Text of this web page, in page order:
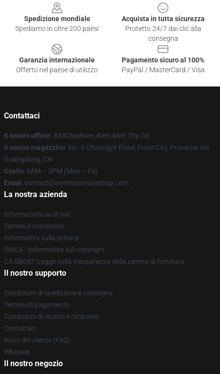
Spedizione mondiale
Spediamo in oltre 200 paesi
Acquista in tutta sicurezza
Protetto 24/7 dai clic alla
consegna
Garanzia internazionale
Offerto nel paese di utilizzo
Pagamento sicuro al 100%
PayPal / MasterCard / Visa
Contattaci
Il nostro ufficio: 824Chatham, Kent Me5 7Sy, Gb
Il nostro magazzino: No. 5 Chuangye Road, Fuxin City, Provincia del
Guangdong, CN
Orario: 9AM – 5PM (Mon – Fri)
Email : contact@inventanimateshop.com
La nostra azienda
Informazioni su di noi
Termini e condizioni
Informativa sulla privacy
DMCA - Informativa sul copyright
CA SB657: Legge sulla trasparenza della catena di fornitura
Il nostro supporto
Condizioni di spedizione e consegna
Termini di pagamento
Condizioni di ritorno e rimborso
Contattaci
Aiuto del cliente (FAQ)
Whosale
Il nostro negozio